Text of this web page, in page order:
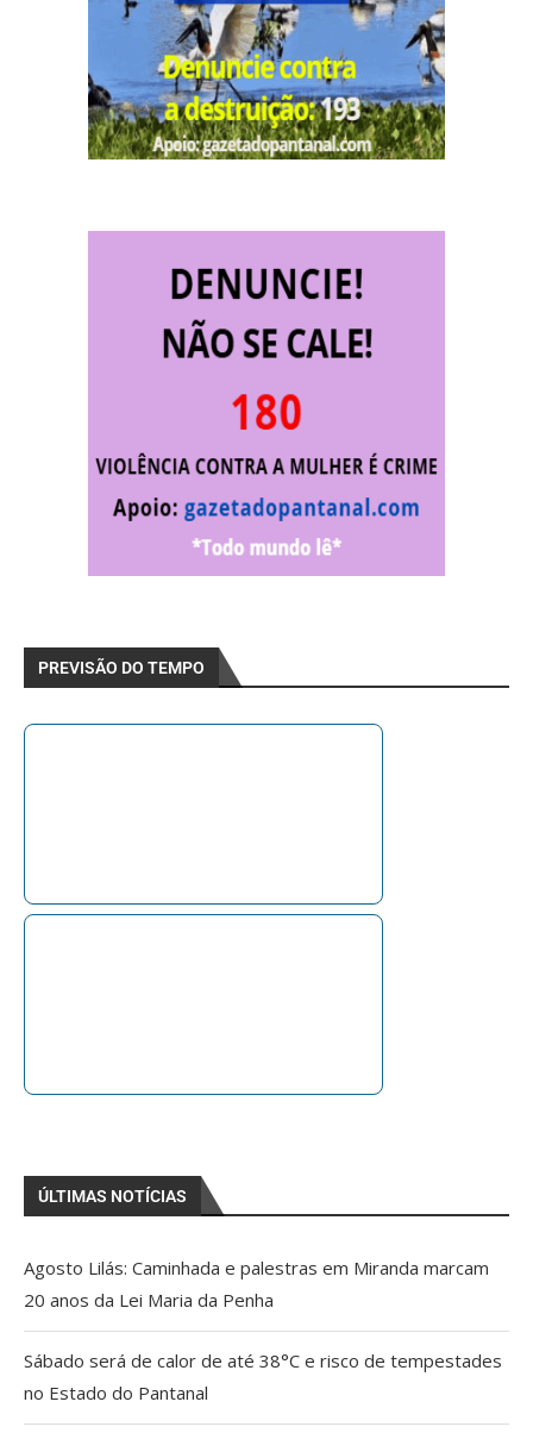
PREVISÃO DO TEMPO
ÚLTIMAS NOTÍCIAS
Agosto Lilás: Caminhada e palestras em Miranda marcam
20 anos da Lei Maria da Penha
Sábado será de calor de até 38°C e risco de tempestades
no Estado do Pantanal